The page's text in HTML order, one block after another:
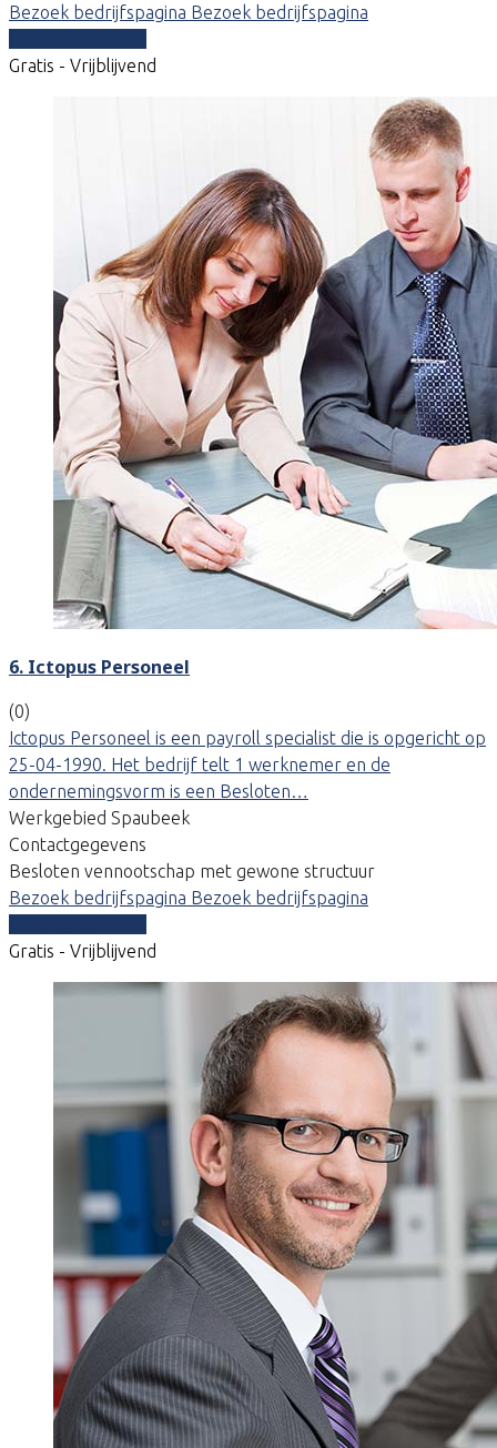
Bezoek bedrijfspagina Bezoek bedrijfspagina
Gratis - Vrijblijvend
6. Ictopus Personeel
(0)
Ictopus Personeel is een payroll specialist die is opgericht op
25-04-1990. Het bedrijf telt 1 werknemer en de
ondernemingsvorm is een Besloten…
Werkgebied Spaubeek
Contactgegevens
Besloten vennootschap met gewone structuur
Bezoek bedrijfspagina Bezoek bedrijfspagina
Gratis - Vrijblijvend